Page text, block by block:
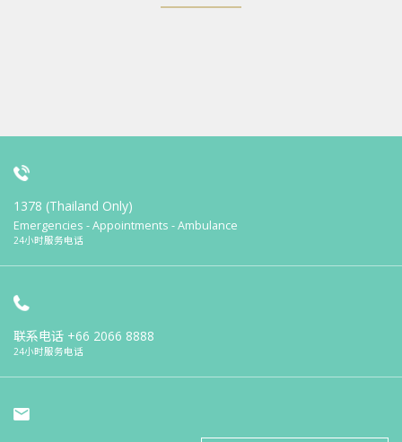
1378 (Thailand Only)
Emergencies - Appointments - Ambulance
24小时服务电话
联系电话 +66 2066 8888
24小时服务电话